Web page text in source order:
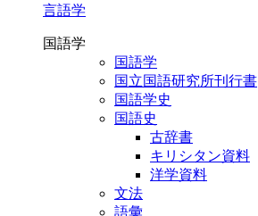
言語学
国語学
国語学
国立国語研究所刊行書
国語学史
国語史
古辞書
キリシタン資料
洋学資料
文法
語彙